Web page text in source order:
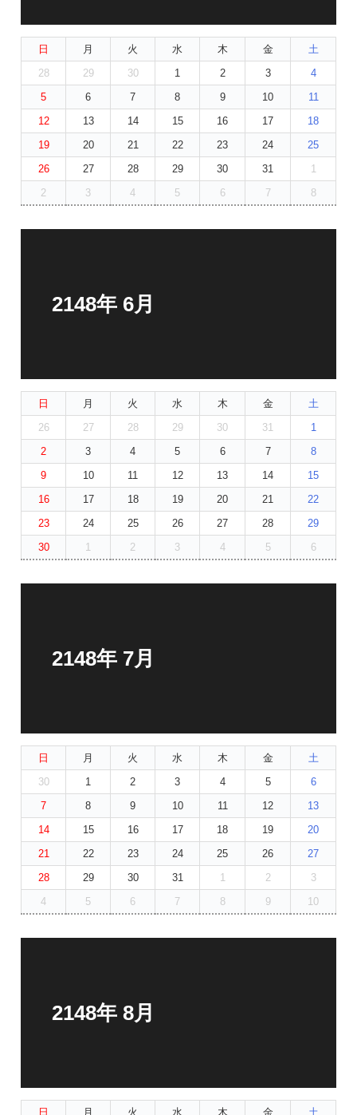
日 月 火 水 木 金
土
28
29 30 1 2 3
4
5
6 7 8 9 10
11
12
13 14 15 16 17
18
19
20 21 22 23 24
25
26
27 28 29 30 31
1
2
3 4 5 6 7 8
2148年 6月
日 月 火 水 木 金
土
26
27 28 29 30 31
1
2
3 4 5 6 7
8
9
10 11 12 13 14
15
16
17 18 19 20 21
22
23
24 25 26 27 28
29
30
1 2 3 4 5 6
2148年 7月
日 月 火 水 木 金
土
30
1 2 3 4 5
6
7
8 9 10 11 12
13
14
15 16 17 18 19
20
21
22 23 24 25 26
27
28
29 30 31 1 2
3
4
5 6 7 8 9 10
2148年 8月
日 月 火 水 木 金
土